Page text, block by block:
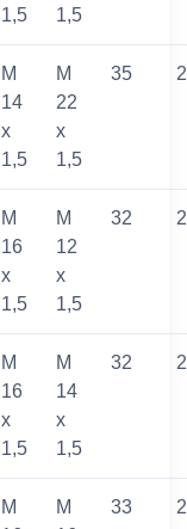
1,5
1,5
M
14
x
1,5
M
22
x
1,5
35
M
16
x
1,5
M
12
x
1,5
32
M
16
x
1,5
M
14
x
1,5
32
M
M
33